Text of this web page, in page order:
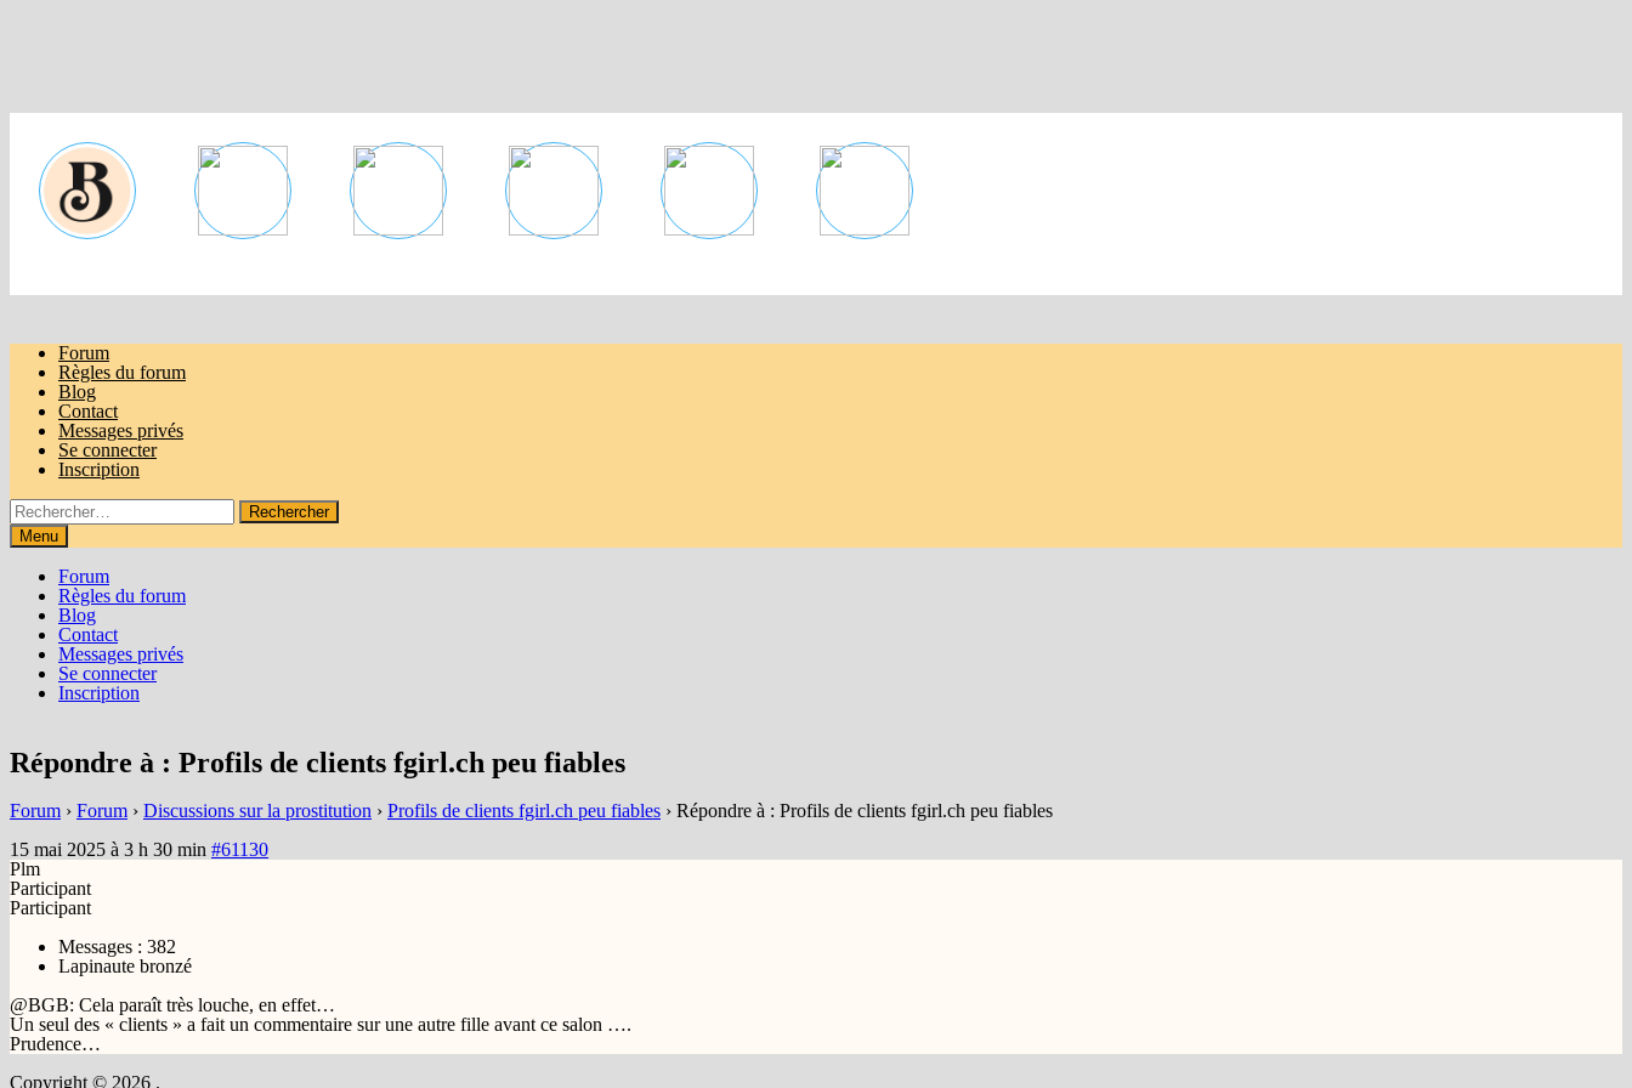
Forum
Règles du forum
Blog
Contact
Messages privés
Se connecter
Inscription
Rechercher :
Menu
Forum
Règles du forum
Blog
Contact
Messages privés
Se connecter
Inscription
Répondre à : Profils de clients fgirl.ch peu fiables
Forum › Forum › Discussions sur la prostitution › Profils de clients fgirl.ch peu fiables › Répondre à : Profils de clients fgirl.ch peu fiables
15 mai 2025 à 3 h 30 min #61130
Plm
Participant
Participant
Messages : 382
Lapinaute bronzé
@BGB: Cela paraît très louche, en effet…
Un seul des « clients » a fait un commentaire sur une autre fille avant ce salon ….
Prudence…
Copyright © 2026 .